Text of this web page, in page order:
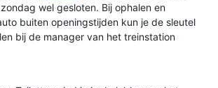
wel gesloten. Bij ophalen en
buiten openingstijden kun je de sleutel
bij de manager van het treinstation